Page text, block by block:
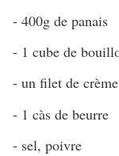
- 400g de panais
- 1 cube de
- un filet de crème
- 1 càs de beurre
- sel, poivre